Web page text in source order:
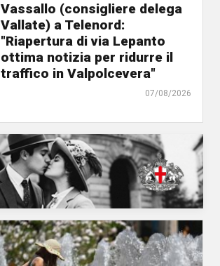
Vassallo (consigliere delega
Vallate) a Telenord:
"Riapertura di via Lepanto
ottima notizia per ridurre il
traffico in Valpolcevera"
07/08/2026